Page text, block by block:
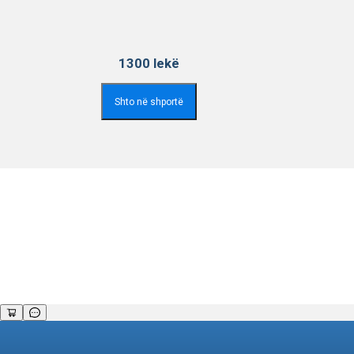
1300 lekë
Shto në shportë